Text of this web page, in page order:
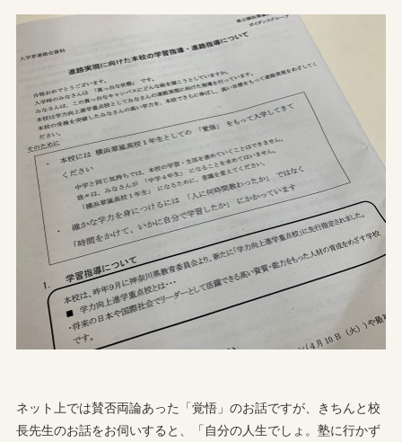
ネット上では賛否両論あった「覚悟」のお話ですが、きちんと校
長先生のお話をお伺いすると、「自分の人生でしょ。塾に行かず